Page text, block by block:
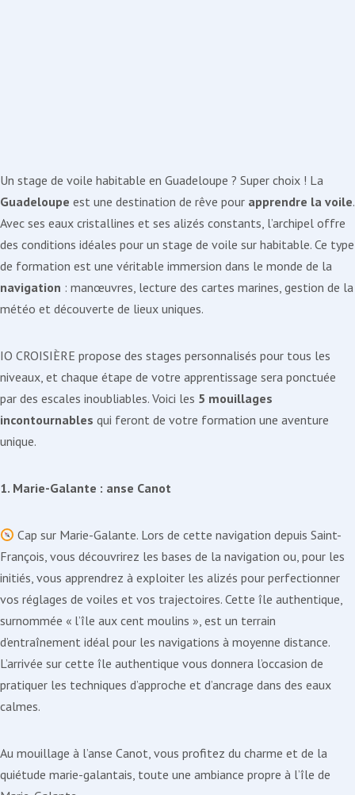
Un stage de voile habitable en Guadeloupe ? Super choix ! La
Guadeloupe est une destination de rêve pour apprendre la voile.
Avec ses eaux cristallines et ses alizés constants, l’archipel offre
des conditions idéales pour un stage de voile sur habitable. Ce type
de formation est une véritable immersion dans le monde de la
navigation : manœuvres, lecture des cartes marines, gestion de la
météo et découverte de lieux uniques.
IO CROISIÈRE propose des stages personnalisés pour tous les
niveaux, et chaque étape de votre apprentissage sera ponctuée
par des escales inoubliables. Voici les 5 mouillages
incontournables qui feront de votre formation une aventure
unique.
1. Marie-Galante : anse Canot
Cap sur Marie-Galante. Lors de cette navigation depuis Saint-
François, vous découvrirez les bases de la navigation ou, pour les
initiés, vous apprendrez à exploiter les alizés pour perfectionner
vos réglages de voiles et vos trajectoires. Cette île authentique,
surnommée « l’île aux cent moulins », est un terrain
d’entraînement idéal pour les navigations à moyenne distance.
L’arrivée sur cette île authentique vous donnera l’occasion de
pratiquer les techniques d’approche et d’ancrage dans des eaux
calmes.
Au mouillage à l’anse Canot, vous profitez du charme et de la
quiétude marie-galantais, toute une ambiance propre à l’île de